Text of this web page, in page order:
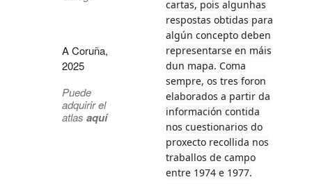
A Coruña,
2025
Puede
adquirir el
atlasaquí
cartas, pois algunhas
respostas obtidas para
algún concepto deben
representarse en máis
dun mapa. Coma
sempre, os tres foron
elaborados a partir da
información contida
nos cuestionarios do
proxecto recollida nos
traballos de campo
entre 1974 e 1977.